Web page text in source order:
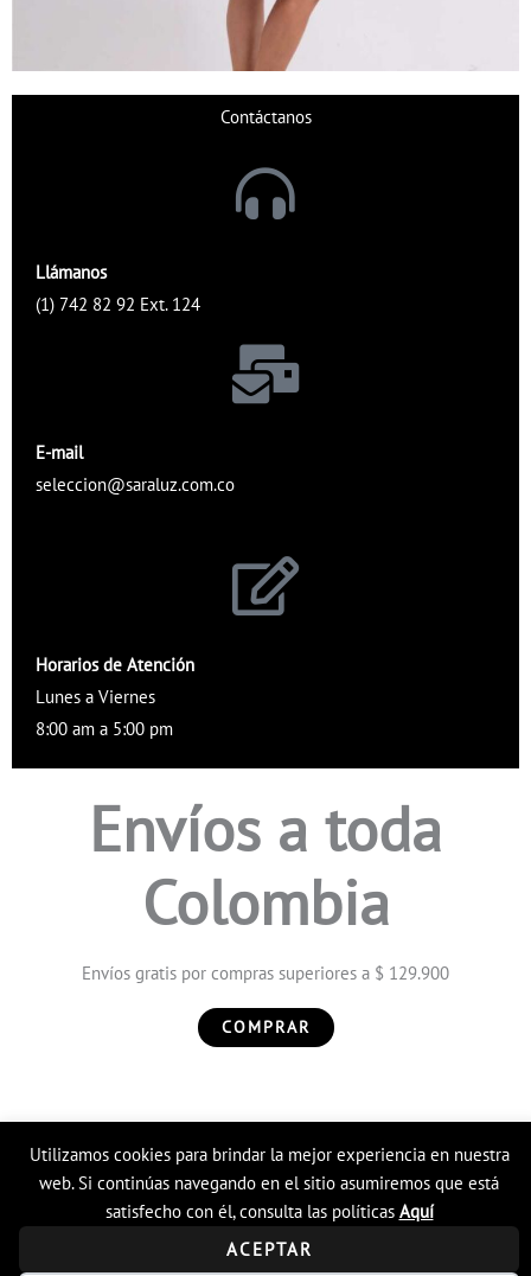
Utilizamos cookies para brindar la mejor experiencia en nuestra
web. Si continúas navegando en el sitio asumiremos que está
satisfecho con él, consulta las políticas Aquí
ACEPTAR
Contáctanos
Llámanos
(1) 742 82 92 Ext. 124
E-mail
seleccion@saraluz.com.co
Horarios de Atención
Lunes a Viernes
8:00 am a 5:00 pm
Envíos a toda
Colombia
Envíos gratis por compras superiores a $ 129.900
COMPRAR
Copyright © 2026 Tienda en linea LyH